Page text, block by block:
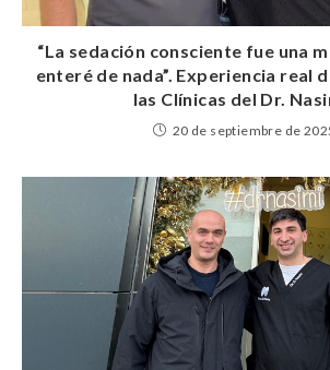
“La sedación consciente fue una
enteré de nada”. Experiencia real
las Clínicas del Dr.
20 de septiembre de